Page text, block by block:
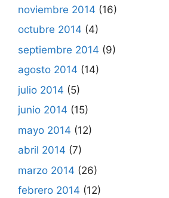
noviembre 2014 (16)
octubre 2014 (4)
septiembre 2014 (9)
agosto 2014 (14)
julio 2014 (5)
junio 2014 (15)
mayo 2014 (12)
abril 2014 (7)
marzo 2014 (26)
febrero 2014 (12)